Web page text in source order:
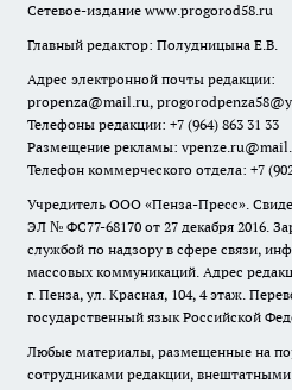
Сетевое-издание www.progorod58.ru
Главный редактор: Полудницына Е.В.
Адрес электронной почты редакции:
propenza@mail.ru,
Телефоны редакции: +7 (964) 863 31 33
Размещение рекламы:
Телефон коммерческого отдела: +7
Учредитель ООО «Пенза-Пресс».
ЭЛ № ФС77-68170 от 27 декабря 2016.
службой по надзору в сфере связи,
массовых коммуникаций. Адрес
г. Пенза, ул. Красная, 104, 4 этаж.
государственный язык Российской
Любые материалы, размещенные на
сотрудниками редакции,